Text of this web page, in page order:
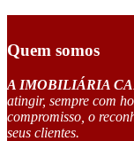
Quem somos
A IMOBILIÁRIA
atingir, sempre com
compromisso, o
seus clientes.